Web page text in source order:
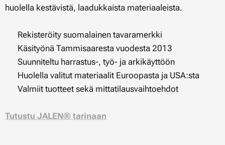
huolella kestävistä, laadukkaista materiaaleista.
✔ Rekisteröity suomalainen tavaramerkki
✔ Käsityönä Tammisaaresta vuodesta 2013
✔ Suunniteltu harrastus-, työ- ja arkikäyttöön
✔ Huolella valitut materiaalit Euroopasta ja USA:sta
✔ Valmiit tuotteet sekä mittatilausvaihtoehdot
Tutustu JALEN® tarinaan